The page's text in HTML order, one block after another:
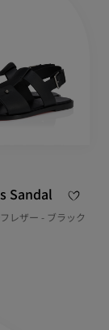
Sandal
レザー - ブラック